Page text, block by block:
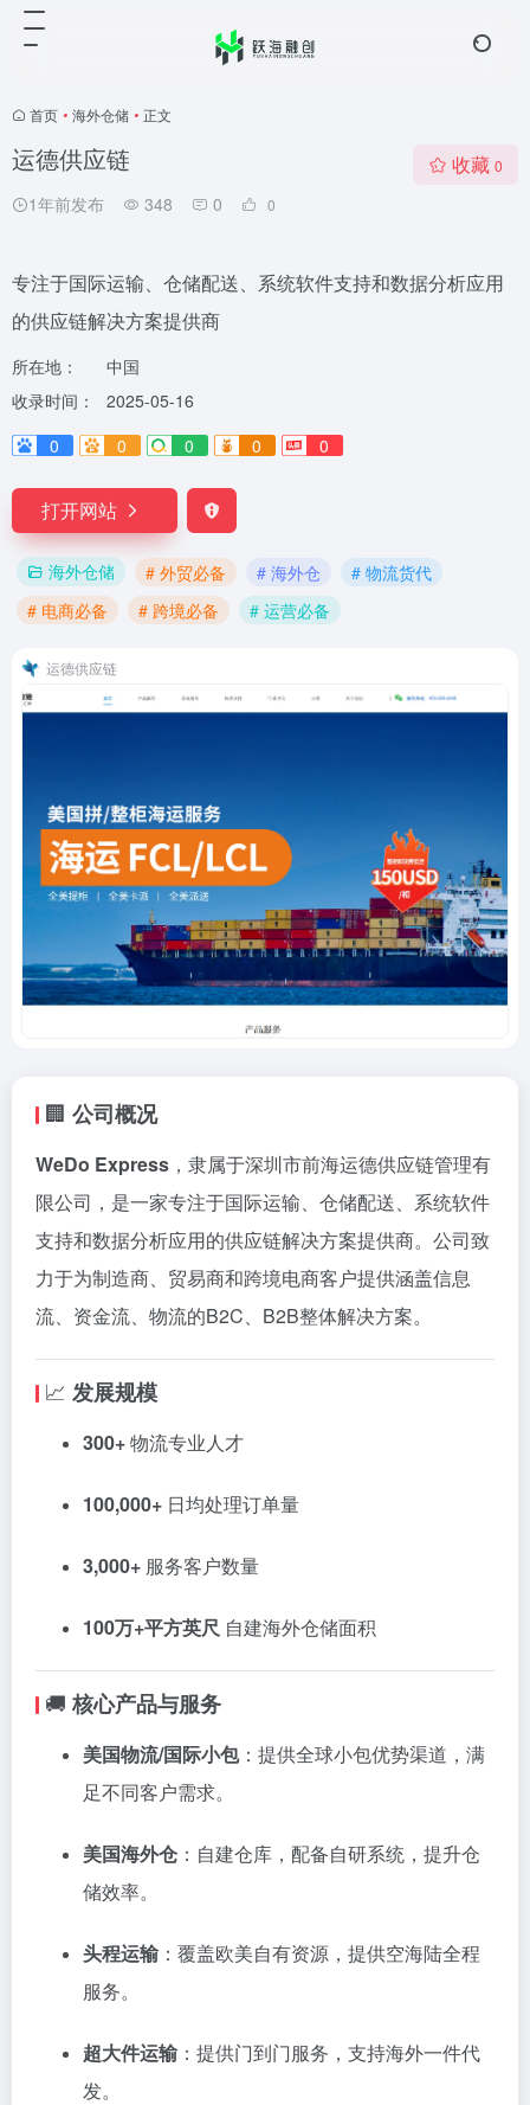
首页 • 海外仓储 • 正文
运德供应链
1年前发布 348 0 0
收藏 0
专注于国际运输、仓储配送、系统软件支持和数据分析应用
的供应链解决方案提供商
所在地：
中国
收录时间：
2025-05-16
0
0 0 0 0
打开网站
海外仓储 # 外贸必备 # 海外仓
# 物流货代
# 电商必备
# 跨境必备 # 运营必备
运德供应链
🏢 公司概况
WeDo Express ， 隶属于深圳市前海运德供应链管理有
限公司， 是一家专注于国际运输、 仓储配送、 系统软件
支持和数据分析应用的供应链解决方案提供商。 公司致
力于为制造商、 贸易商和跨境电商客户提供涵盖信息
流、 资金流、 物流的B2C、 B2B整体解决方案。
📈 发展规模
300+物流专业人才
100,000+ 日均处理订单量
3,000+ 服务客户数量
100万+平方英尺 自建海外仓储面积
🚚 核心产品与服务
美国物流/国际小包： 提供全球小包优势渠道， 满
足不同客户需求。
美国海外仓 ： 自建仓库， 配备自研系统， 提升仓
储效率。
头程运输 ： 覆盖欧美自有资源， 提供空海陆全程
服务。
超大件运输 ： 提供门到门服务， 支持海外一件代
发。